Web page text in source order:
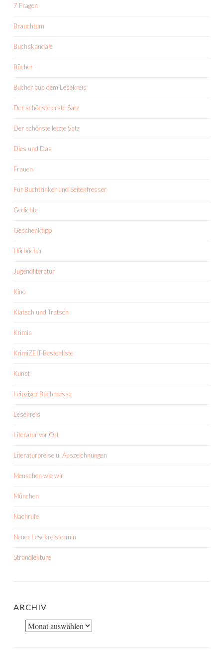
7 Fragen
Brauchtum
Buchskandale
Bücher
Bücher aus dem Lesekreis
Der schönste erste Satz
Der schönste letzte Satz
Dies und Das
Frauen
Für Buchtrinker und Seitenfresser
Gedichte
Geschenktipp
Hörbücher
Jugendliteratur
Kino
Klatsch und Tratsch
Krimis
KrimiZEIT-Bestenliste
Kunst
Leipziger Buchmesse
Lesekreis
Literatur vor Ort
Literaturpreise u. Auszeichnungen
Menschen wie wir
München
Nachrufe
Neuer Lesekreistermin
Strandlektüre
ARCHIV
Archiv